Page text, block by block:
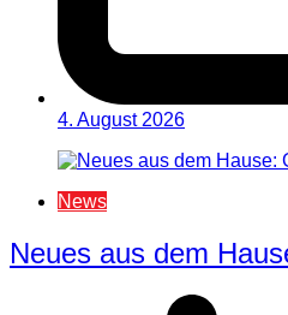
4. August 2026
News
Neues aus dem